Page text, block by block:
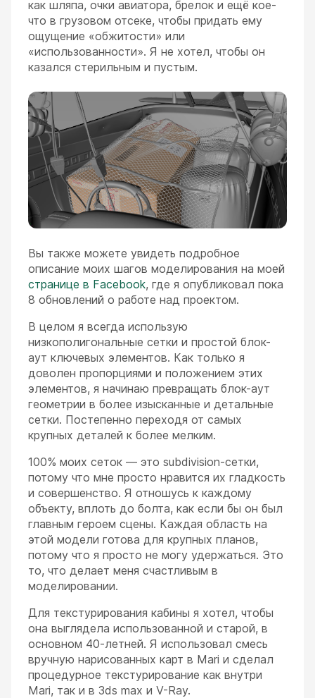
как шляпа, очки авиатора, брелок и ещё кое-
что в грузовом отсеке, чтобы придать ему
ощущение «обжитости» или
«использованности». Я не хотел, чтобы он
казался стерильным и пустым.
Вы также можете увидеть подробное
описание моих шагов моделирования на моей
странице в Facebook, где я опубликовал пока
8 обновлений о работе над проектом.
В целом я всегда использую
низкополигональные сетки и простой блок-
аут ключевых элементов. Как только я
доволен пропорциями и положением этих
элементов, я начинаю превращать блок-аут
геометрии в более изысканные и детальные
сетки. Постепенно переходя от самых
крупных деталей к более мелким.
100% моих сеток — это subdivision-сетки,
потому что мне просто нравится их гладкость
и совершенство. Я отношусь к каждому
объекту, вплоть до болта, как если бы он был
главным героем сцены. Каждая область на
этой модели готова для крупных планов,
потому что я просто не могу удержаться. Это
то, что делает меня счастливым в
моделировании.
Для текстурирования кабины я хотел, чтобы
она выглядела использованной и старой, в
основном 40-летней. Я использовал смесь
вручную нарисованных карт в Mari и сделал
процедурное текстурирование как внутри
Mari, так и в 3ds max и V-Ray.